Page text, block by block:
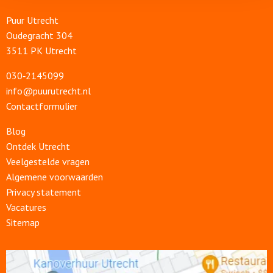
Puur Utrecht
Oudegracht 304
3511 PK Utrecht
030‑2145099
info@puurutrecht.nl
Contactformulier
Blog
Ontdek Utrecht
Veelgestelde vragen
Algemene voorwaarden
Privacy statement
Vacatures
Sitemap